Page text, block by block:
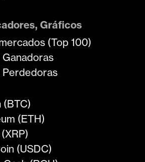
Gráficos
(Top 100)
Ganadoras
Perdedoras
(BTC)
(ETH)
(USDC)